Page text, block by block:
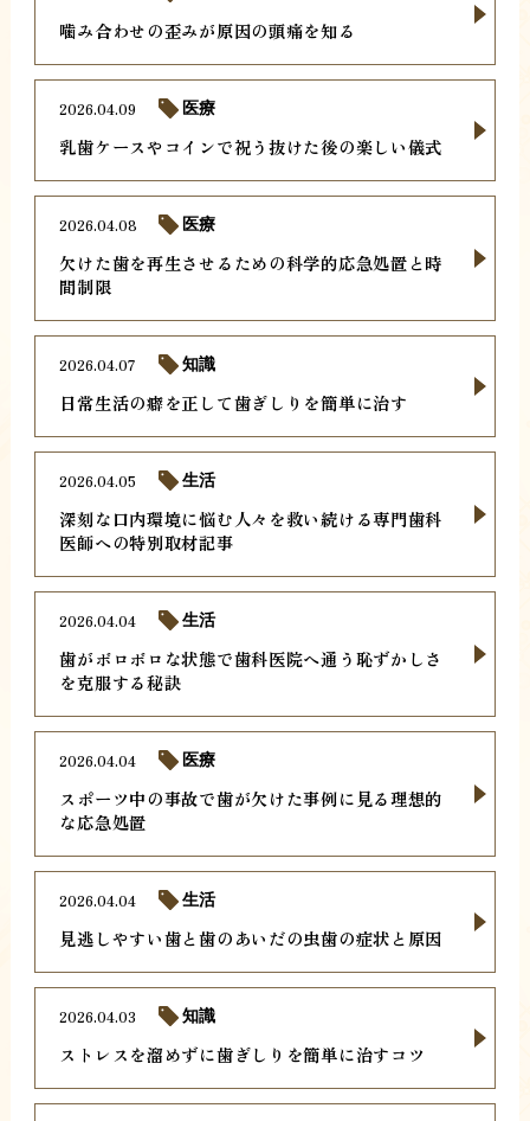
噛み合わせの歪みが原因の頭痛を知る
乳歯ケースやコインで祝う抜けた後の楽しい儀式
2026.04.09 医療
欠けた歯を再生させるための科学的応急処置と時
間制限
2026.04.08 医療
日常生活の癖を正して歯ぎしりを簡単に治す
2026.04.07 知識
深刻な口内環境に悩む人々を救い続ける専門歯科
医師への特別取材記事
2026.04.05 生活
歯がボロボロな状態で歯科医院へ通う恥ずかしさ
を克服する秘訣
2026.04.04 生活
スポーツ中の事故で歯が欠けた事例に見る理想的
な応急処置
2026.04.04 医療
見逃しやすい歯と歯のあいだの虫歯の症状と原因
2026.04.04 生活
ストレスを溜めずに歯ぎしりを簡単に治すコツ
2026.04.03 知識